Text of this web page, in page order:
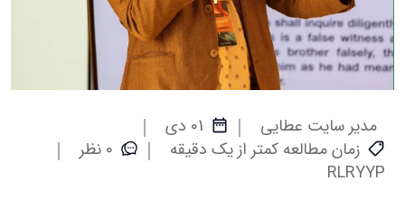
مدیر سایت عطایی
01 دی
زمان مطالعه کمتر از یک دقیقه
0 نظر
RLRYYP